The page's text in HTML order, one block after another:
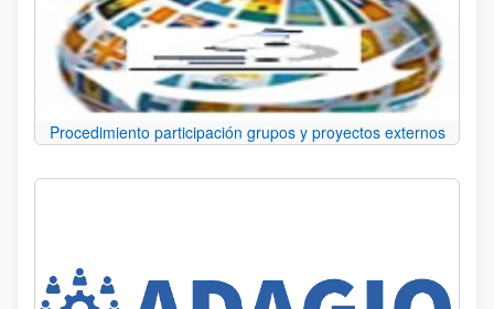
Procedimiento participación grupos y proyectos externos